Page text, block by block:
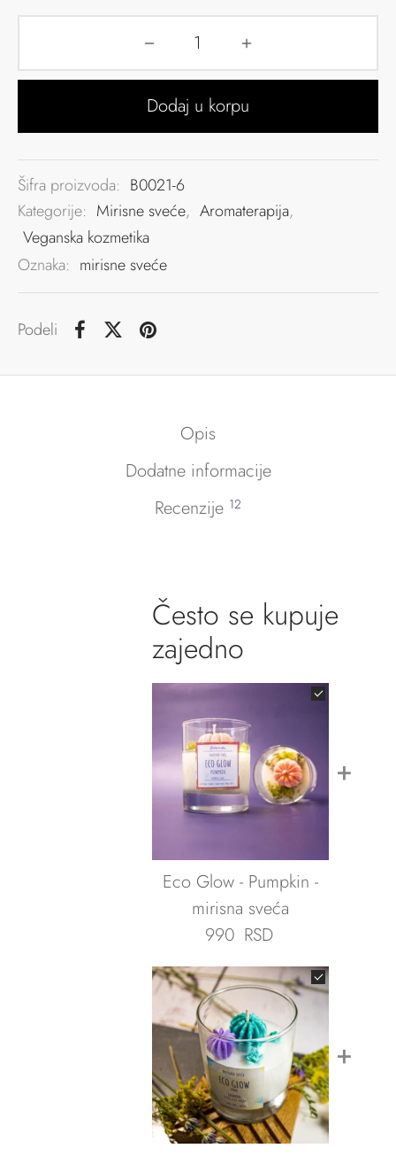
Dodaj u korpu
Šifra proizvoda: B0021-6
Kategorije: Mirisne sveće, Aromaterapija,
Veganska kozmetika
Oznaka: mirisne sveće
Podeli
Opis
Dodatne informacije
Recenzije 12
Često se kupuje
zajedno
Eco Glow - Pumpkin -
mirisna sveća
990 RSD
+
+